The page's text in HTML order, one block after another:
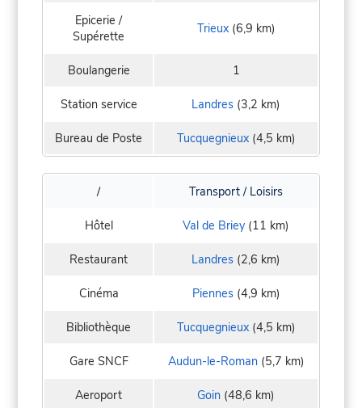
Epicerie /
Supérette
Trieux(6,9 km)
Boulangerie 1
Station service Landres (3,2 km)
Bureau de Poste Tucquegnieux(4,5 km)
/ Transport / Loisirs
Hôtel Val de Briey (11 km)
Restaurant Landres (2,6 km)
Cinéma Piennes(4,9 km)
Bibliothèque Tucquegnieux(4,5 km)
Gare SNCF Audun-le-Roman(5,7 km)
Aeroport Goin (48,6 km)